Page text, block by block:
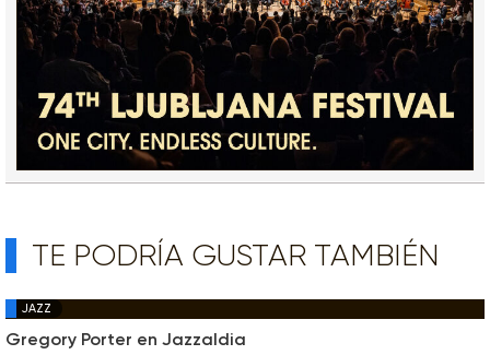
TE PODRÍA GUSTAR TAMBIÉN
JAZZ
Gregory Porter en Jazzaldia